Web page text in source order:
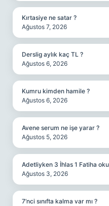
Kırtasiye ne satar ?
Ağustos 7, 2026
Derslig aylık kaç TL ?
Ağustos 6, 2026
Kumru kimden hamile ?
Ağustos 6, 2026
Avene serum ne işe yarar ?
Ağustos 5, 2026
Adetliyken 3 İhlas 1 Fatiha
Ağustos 3, 2026
7’nci sınıfta kalma var mı ?